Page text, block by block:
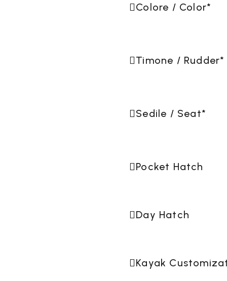

CIME &
Colore / Color*
Timone / Rudder*
Sedile / Seat*
Pocket Hatch
Day Hatch
Kayak